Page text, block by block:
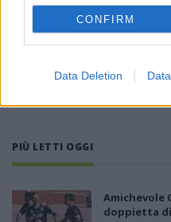
CONFIRM
Data Deletion
PIÙ LETTI OGGI
Amichevole
doppietta